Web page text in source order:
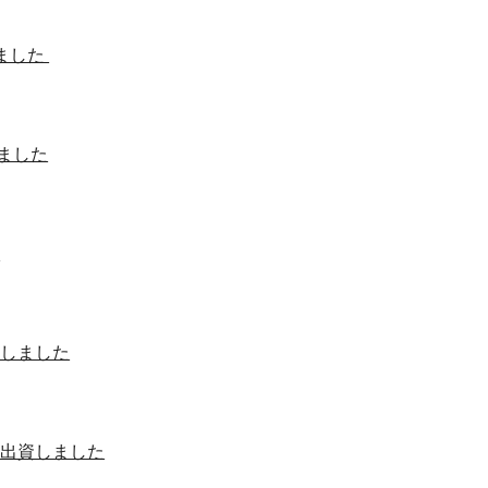
した
した
ました
資しました